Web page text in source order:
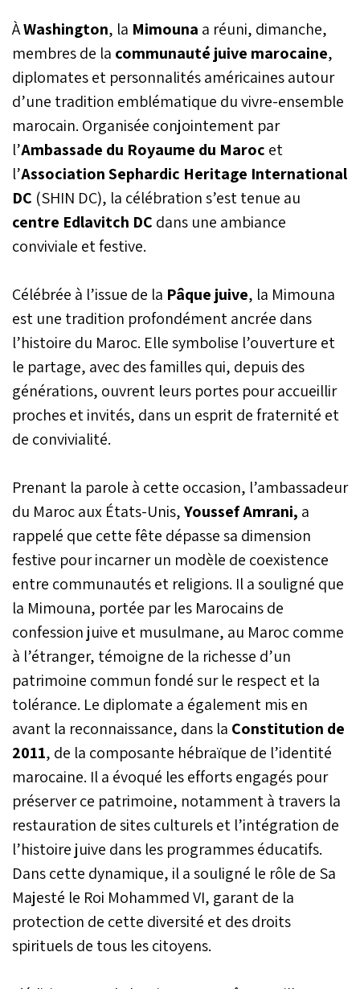
ÀWashington, la Mimouna a réuni, dimanche,
membres de la communauté juive marocaine,
diplomates et personnalités américaines autour
d’une tradition emblématique du vivre-ensemble
marocain. Organisée conjointement par
l’Ambassade du Royaume du Maroc et
l’Association Sephardic Heritage International
DC (SHIN DC), la célébration s’est tenue au
centre Edlavitch DC dans une ambiance
conviviale et festive.
Célébrée à l’issue de la Pâque juive, la Mimouna
est une tradition profondément ancrée dans
l’histoire du Maroc. Elle symbolise l’ouverture et
le partage, avec des familles qui, depuis des
générations, ouvrent leurs portes pour accueillir
proches et invités, dans un esprit de fraternité et
de convivialité.
Prenant la parole à cette occasion, l’ambassadeur
du Maroc aux États-Unis,Youssef Amrani, a
rappelé que cette fête dépasse sa dimension
festive pour incarner un modèle de coexistence
entre communautés et religions. Il a souligné que
la Mimouna, portée par les Marocains de
confession juive et musulmane, au Maroc comme
à l’étranger, témoigne de la richesse d’un
patrimoine commun fondé sur le respect et la
tolérance. Le diplomate a également mis en
avant la reconnaissance, dans la Constitution de
2011, de la composante hébraïque de l’identité
marocaine. Il a évoqué les efforts engagés pour
préserver ce patrimoine, notamment à travers la
restauration de sites culturels et l’intégration de
l’histoire juive dans les programmes éducatifs.
Dans cette dynamique, il a souligné le rôle de Sa
Majesté le Roi Mohammed VI, garant de la
protection de cette diversité et des droits
spirituels de tous les citoyens.